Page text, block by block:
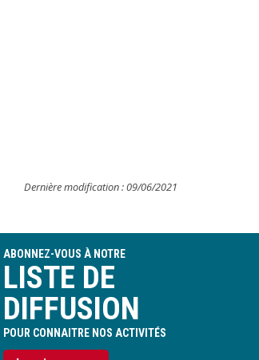
Dernière modification : 09/06/2021
ABONNEZ-VOUS À NOTRE
LISTE DE
DIFFUSION
POUR CONNAITRE NOS ACTIVITÉS